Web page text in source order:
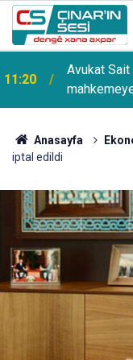
11:20
Avukat Sait
Anasayfa
iptal edildi